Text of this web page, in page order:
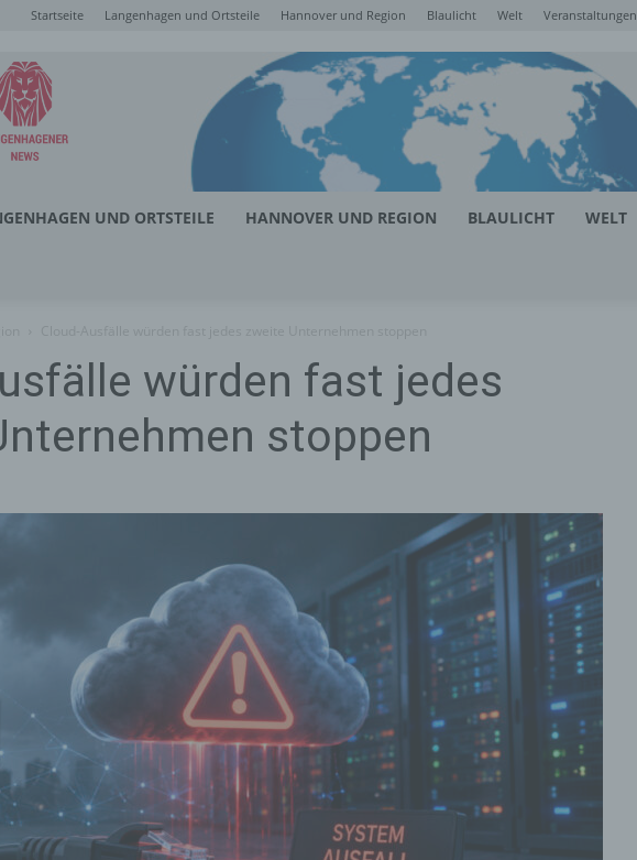
Startseite Langenhagen und Ortsteile Hannover und Region Blaulicht Welt Veranstaltungen
Langenhagener
News
UND ORTSTEILE HANNOVER UND REGION BLAULICHT WELT
würden fast jedes
stoppen